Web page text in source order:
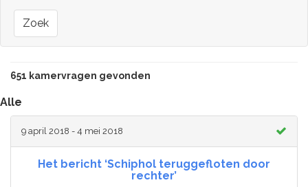
Zoek
651 kamervragen gevonden
Alle
9 april 2018 - 4 mei 2018
Het bericht ‘Schiphol teruggefloten door
rechter’